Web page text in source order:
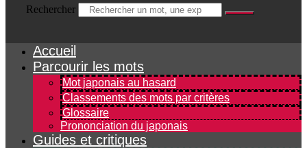
Rechercher
Accueil
Parcourir les mots
Mot japonais au hasard
Classements des mots par critères
Glossaire
Prononciation du japonais
Guides et critiques